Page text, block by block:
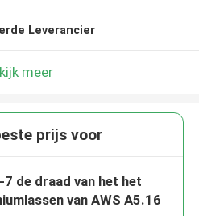
Leverancier
meer
prijs voor
7 de draad van het het
van AWS A5.16